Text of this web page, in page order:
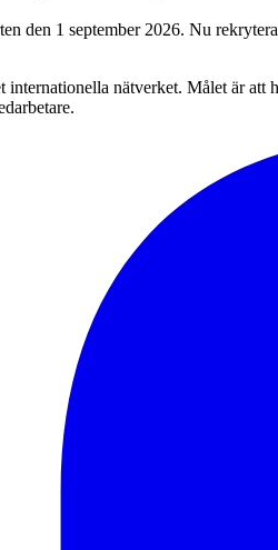
den 1 september 2026. Nu
nätverket. Målet är